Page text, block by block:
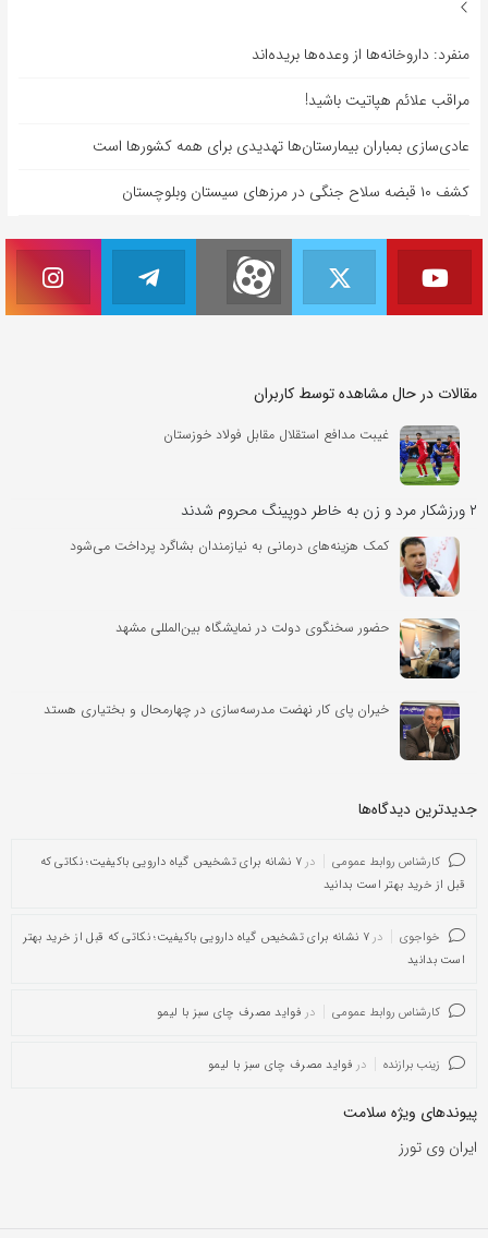
منفرد: داروخانه‌ها از وعده‌ها بریده‌اند
مراقب علائم هپاتیت باشید!
عادی‌سازی بمباران بیمارستان‌ها تهدیدی برای همه کشورها است
کشف ۱۰ قبضه سلاح جنگی در مرزهای سیستان وبلوچستان
مقالات در حال مشاهده توسط کاربران
غیبت مدافع استقلال مقابل فولاد خوزستان
۲ ورزشکار مرد و زن به خاطر دوپینگ محروم شدند
کمک هزینه‌های درمانی به نیازمندان بشاگرد پرداخت می‌شود
حضور سخنگوی دولت در نمایشگاه بین‌المللی مشهد
خیران پای کار نهضت مدرسه‌سازی در چهارمحال و بختیاری هستد
جدیدترین دیدگاه‌‌ها
کارشناس روابط عمومی در
۷ نشانه برای تشخیص گیاه دارویی باکیفیت؛ نکاتی که
قبل از خرید بهتر است بدانید
خواجوی در
۷ نشانه برای تشخیص گیاه دارویی باکیفیت؛ نکاتی که قبل از خرید بهتر
است بدانید
کارشناس روابط عمومی در فواید مصرف چای سبز با لیمو
زینب برازنده در فواید مصرف چای سبز با لیمو
پیوندهای ویژه سلامت
ایران وی تورز